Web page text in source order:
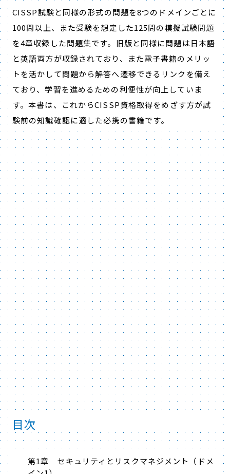
CISSP試験と同様の形式の問題を8つのドメインごとに
100問以上、また受験を想定した125問の模擬試験問題
を4章収録した問題集です。旧版と同様に問題は日本語
と英語両方が収録されており、また電子書籍のメリッ
トを活かして問題から解答へ遷移できるリンクを備え
ており、学習を進めるための利便性が向上していま
す。本書は、これからCISSP資格取得をめざす方が試
験前の知識確認に適した必携の書籍です。
目次
第1章 セキュリティとリスクマネジメント（ドメ